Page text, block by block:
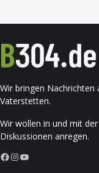
Wir bringen Nachrichten
Vaterstetten.
Wir wollen in und mit
Diskussionen anregen.
Facebook InstagramYouTube